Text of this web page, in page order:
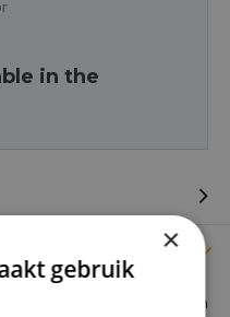
in the
85 cm
×
gebruik